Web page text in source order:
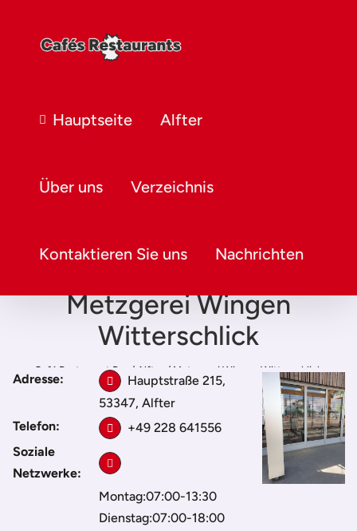
Hauptseite Alfter
Über uns Verzeichnis
Kontaktieren Sie uns Nachrichten
Metzgerei Wingen
Witterschlick
Café Restaurant Bar / Alfter / Metzgerei Wingen Witterschlick
Adresse:
Hauptstraße 215,
53347, Alfter
Telefon:
+49 228 641556
Soziale
Netzwerke:
Montag:07:00-13:30
Dienstag:07:00-18:00